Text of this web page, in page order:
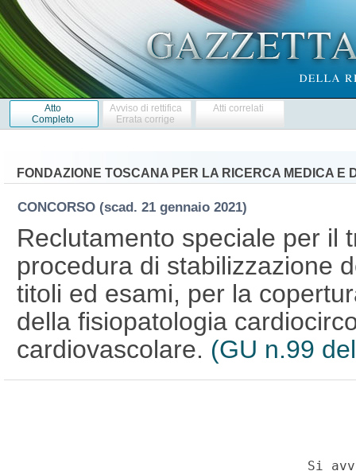
Atto
Completo
Avviso di rettifica
Errata corrige
Atti correlati
FONDAZIONE TOSCANA PER LA RICERCA MEDICA
CONCORSO (scad. 21 gennaio 2021)
Reclutamento speciale per il
procedura di stabilizzazione
titoli ed esami, per la
della fisiopatologia
cardiovascolare. (GU n.99